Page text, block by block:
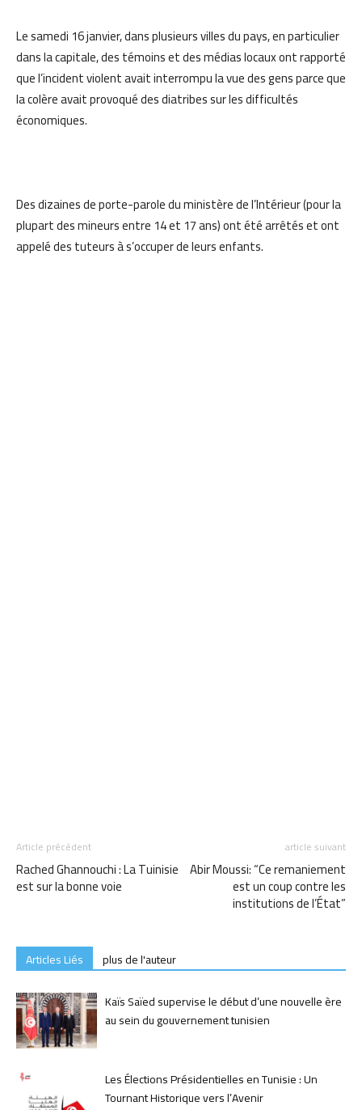
Le samedi 16 janvier, dans plusieurs villes du pays, en particulier
dans la capitale, des témoins et des médias locaux ont rapporté
que l’incident violent avait interrompu la vue des gens parce que
la colère avait provoqué des diatribes sur les difficultés
économiques.
Des dizaines de porte-parole du ministère de l’Intérieur (pour la
plupart des mineurs entre 14 et 17 ans) ont été arrêtés et ont
appelé des tuteurs à s’occuper de leurs enfants.
Article précédent
Rached Ghannouchi : La Tuinisie
est sur la bonne voie
article suivant
Abir Moussi: “Ce remaniement
est un coup contre les
institutions de l’État”
Articles Liés
plus de l'auteur
Kaïs Saïed supervise le début d’une nouvelle ère
au sein du gouvernement tunisien
Les Élections Présidentielles en Tunisie : Un
Tournant Historique vers l’Avenir